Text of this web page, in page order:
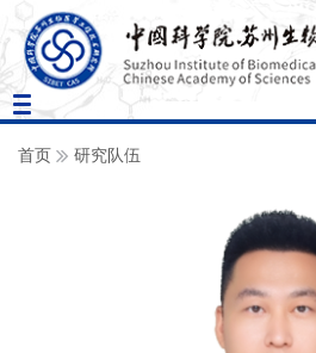
Toggle
navigation
首页 研究队伍